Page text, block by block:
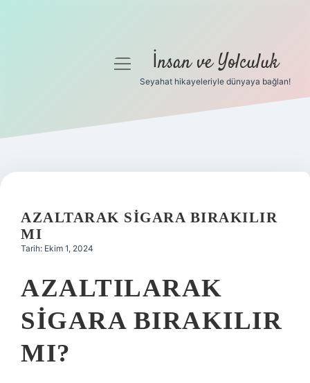
Gizlilik Politikası
Yasal Uyarı
menüyü İnsan ve Yolculuk
Seyahat hikayeleriyle dünyaya bağlan!
AZALTARAK SIGARA BIRAKILIR
MI
Tarih: Ekim 1, 2024
AZALTILARAK
SIGARA BIRAKILIR
MI?